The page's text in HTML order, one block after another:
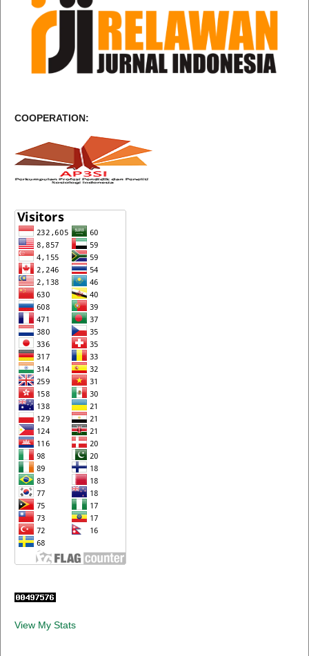
COOPERATION:
View My Stats